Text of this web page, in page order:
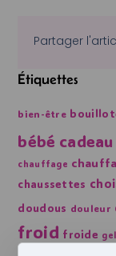
Partager
Étiquettes
bien-être
bébé cadeau
chauffage
chaussettes
doudous douleur
froid froide gel